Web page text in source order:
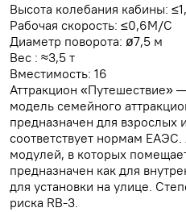
Высота колебания кабины:
Рабочая скорость: ≤0,6М/С
Диаметр поворота: ø7,5 м
Вес : ≈3,5 т
Вместимость: 16
Аттракцион «Путешествие»
модель семейного
предназначен для взрослых
соответствует нормам ЕАЭС.
модулей, в которых
предназначен как для
для установки на улице.
риска RB-3.